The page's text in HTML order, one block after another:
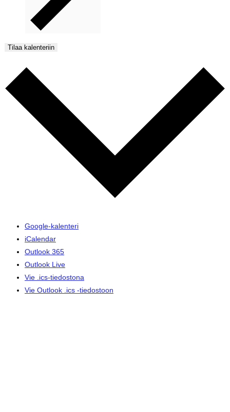
Tilaa kalenteriin
Google-kalenteri
iCalendar
Outlook 365
Outlook Live
Vie .ics-tiedostona
Vie Outlook .ics -tiedostoon